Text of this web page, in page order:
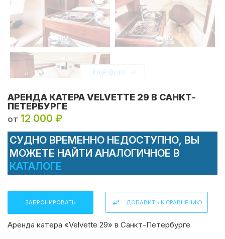
Поделиться:
АРЕНДА КАТЕРА VELVETTE 29 В САНКТ-
ПЕТЕРБУРГЕ
от 12 000 ₽
СУДНО ВРЕМЕННО НЕДОСТУПНО, ВЫ
МОЖЕТЕ НАЙТИ АНАЛОГИЧНОЕ В
КАТАЛОГЕ
ЗАБРОНИРОВАТЬ ДОБАВИТЬ К СРАВНЕНИЮ
Аренда катера «Velvette 29» в Санкт-Петербурге